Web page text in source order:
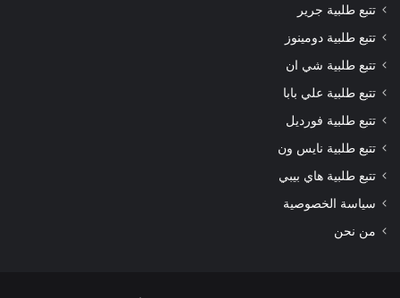
تتبع طلبية جرير
تتبع طلبية دومينوز
تتبع طلبية شي ان
تتبع طلبية علي بابا
تتبع طلبية فورديل
تتبع طلبية نايس ون
تتبع طلبية هاي بيبي
سياسة الخصوصية
من نحن